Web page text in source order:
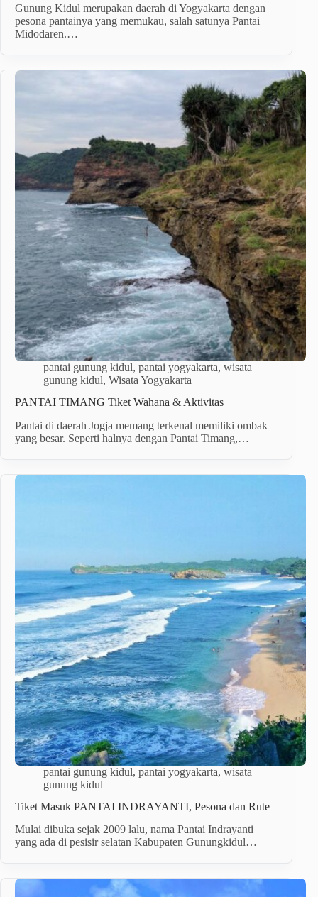
Gunung Kidul merupakan daerah di Yogyakarta dengan
pesona pantainya yang memukau, salah satunya Pantai
Midodaren.…
pantai gunung kidul, pantai yogyakarta, wisata
gunung kidul, Wisata Yogyakarta
PANTAI TIMANG Tiket Wahana & Aktivitas
Pantai di daerah Jogja memang terkenal memiliki ombak
yang besar. Seperti halnya dengan Pantai Timang,…
pantai gunung kidul, pantai yogyakarta, wisata
gunung kidul
Tiket Masuk PANTAI INDRAYANTI, Pesona dan Rute
Mulai dibuka sejak 2009 lalu, nama Pantai Indrayanti
yang ada di pesisir selatan Kabupaten Gunungkidul…